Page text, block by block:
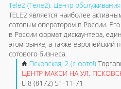
Tele2 (Теле2). Центр
TELE2 является наиболее
сотовым оператором в России.
в России формат дискаунтера,
этом рынке, а также европейский
сотового бизнеса.
Псковская, 2 (с фото!)
ЦЕНТР МАКСИ НА УЛ.
8 (8172) 51-11-71